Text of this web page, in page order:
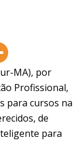
MA), por
Profissional,
para cursos na
de
para